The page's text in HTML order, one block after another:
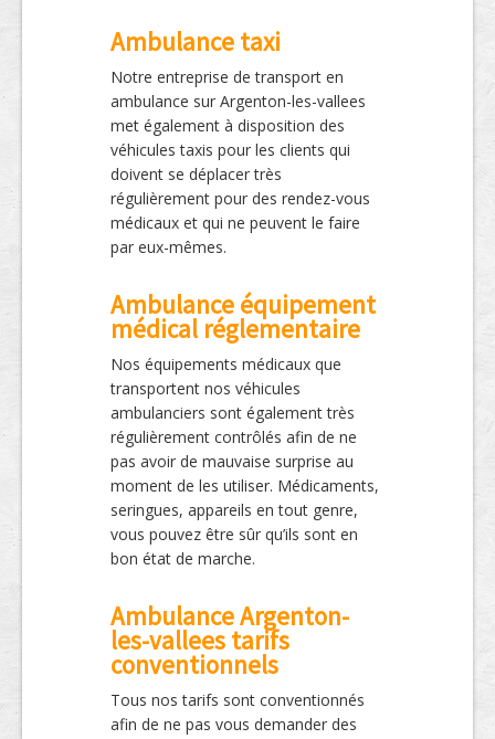
Ambulance taxi
Notre entreprise de transport en
ambulance sur Argenton-les-vallees
met également à disposition des
véhicules taxis pour les clients qui
doivent se déplacer très
régulièrement pour des rendez-vous
médicaux et qui ne peuvent le faire
par eux-mêmes.
Ambulance équipement
médical réglementaire
Nos équipements médicaux que
transportent nos véhicules
ambulanciers sont également très
régulièrement contrôlés afin de ne
pas avoir de mauvaise surprise au
moment de les utiliser. Médicaments,
seringues, appareils en tout genre,
vous pouvez être sûr qu’ils sont en
bon état de marche.
Ambulance Argenton-
les-vallees tarifs
conventionnels
Tous nos tarifs sont conventionnés
afin de ne pas vous demander des